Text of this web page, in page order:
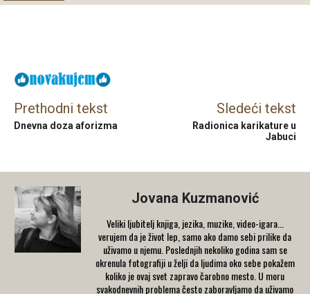
Prethodni tekst
Dnevna doza aforizma
Sledeći tekst
Radionica karikature u
Jabuci
Jovana Kuzmanović
Veliki ljubitelj knjiga, jezika, muzike, video-igara...
verujem da je život lep, samo ako damo sebi prilike da
uživamo u njemu. Poslednjih nekoliko godina sam se
okrenula fotografiji u želji da ljudima oko sebe pokažem
koliko je ovaj svet zapravo čarobno mesto. U moru
svakodnevnih problema često zaboravljamo da uživamo